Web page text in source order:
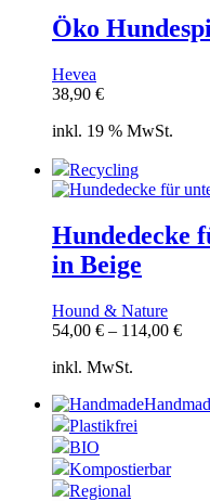
Öko
Hevea
38,90 €
inkl. 19 % MwSt.
Recycling
Hundedecke
in Beige
Hound & Nature
54,00 € – 114,00 €
inkl. MwSt.
Plastikfrei
BIO
Kompostierbar
Regional